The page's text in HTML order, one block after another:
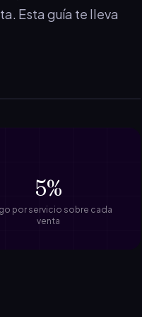
Esta guía te lleva
5%
por servicio sobre cada
venta